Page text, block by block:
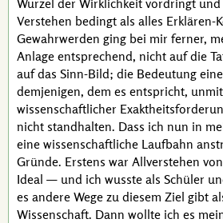
Wurzel der Wirklichkeit vordringt
Verstehen bedingt als alles Erklären-
Gewahrwerden ging bei mir ferner,
Anlage entsprechend, nicht auf die
auf das Sinn-Bild; die Bedeutung
demjenigen, dem es entspricht,
wissenschaftlicher
nicht standhalten. Dass ich nun in
eine wissenschaftliche Laufbahn
Gründe. Erstens war Allverstehen
Ideal — und ich wusste als Schüler
es andere Wege zu diesem Ziel gibt
Wissenschaft. Dann wollte ich es